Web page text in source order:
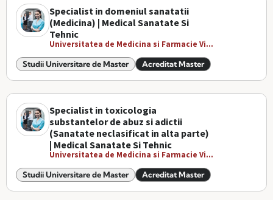
Specialist in domeniul sanatatii
(Medicina) | Medical Sanatate Si
Tehnic
Universitatea de Medicina si Farmacie Vi...
Studii Universitare de Master Acreditat Master
Specialist in toxicologia
substantelor de abuz si adictii
(Sanatate neclasificat in alta parte)
| Medical Sanatate Si Tehnic
Universitatea de Medicina si Farmacie Vi...
Studii Universitare de Master Acreditat Master